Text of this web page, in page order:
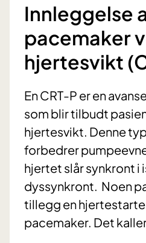
Innleggelse
pacemaker
hjertesvikt
En CRT-P er en
som blir tilbudt
hjertesvikt. Denne
forbedrer
hjertet slår synkront i
dyssynkront. Noen
tillegg en
pacemaker. Det